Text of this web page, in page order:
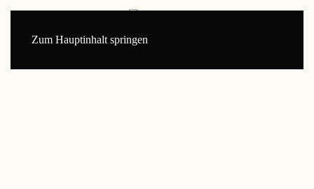
Zum Hauptinhalt springen